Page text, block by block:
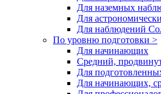
Для наземных
Для
Для наблюдений
По уровню подготовки >
Для начинающих
Средний,
Для
Для начинающих,